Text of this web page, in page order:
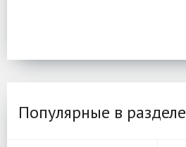
Популярные в разделе